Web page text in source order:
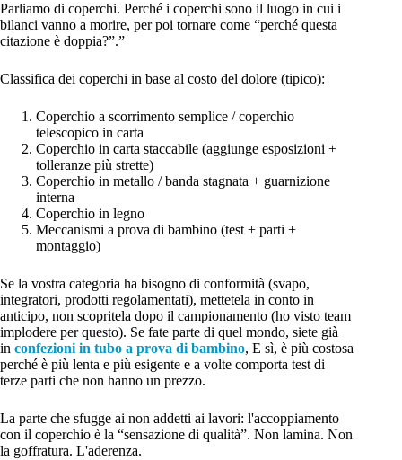
Parliamo di coperchi. Perché i coperchi sono il luogo in cui i
bilanci vanno a morire, per poi tornare come “perché questa
citazione è doppia?”.”
Classifica dei coperchi in base al costo del dolore (tipico):
Coperchio a scorrimento semplice / coperchio
telescopico in carta
Coperchio in carta staccabile (aggiunge esposizioni +
tolleranze più strette)
Coperchio in metallo / banda stagnata + guarnizione
interna
Coperchio in legno
Meccanismi a prova di bambino (test + parti +
montaggio)
Se la vostra categoria ha bisogno di conformità (svapo,
integratori, prodotti regolamentati), mettetela in conto in
anticipo, non scopritela dopo il campionamento (ho visto team
implodere per questo). Se fate parte di quel mondo, siete già
in confezioni in tubo a prova di bambino, E sì, è più costosa
perché è più lenta e più esigente e a volte comporta test di
terze parti che non hanno un prezzo.
La parte che sfugge ai non addetti ai lavori: l'accoppiamento
con il coperchio è la “sensazione di qualità”. Non lamina. Non
la goffratura. L'aderenza.